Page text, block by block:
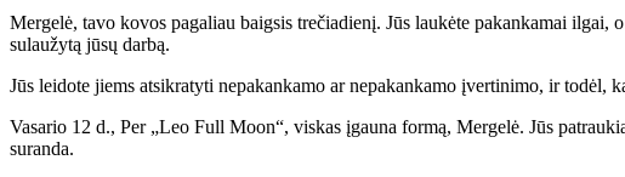
Mergelė, tavo kovos pagaliau baigsis trečiadienį. Jūs laukėte pakankamai ilgai,
sulaužytą jūsų darbą.
Jūs leidote jiems atsikratyti nepakankamo ar nepakankamo įvertinimo, ir todėl,
Vasario 12 d., Per „Leo Full Moon“, viskas įgauna formą, Mergelė. Jūs
suranda.